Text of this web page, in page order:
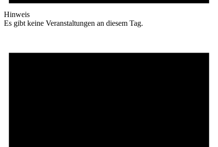
Hinweis
Es gibt keine Veranstaltungen an diesem Tag.